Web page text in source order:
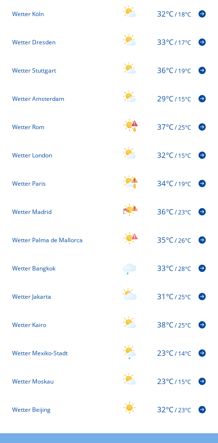
Wetter Köln 32°C/18°C
Wetter Dresden 33°C/17°C
Wetter Stuttgart 36°C/19°C
Wetter Amsterdam 29°C/15°C
Wetter Rom 37°C/25°C
Wetter London 32°C/15°C
Wetter Paris 34°C/19°C
Wetter Madrid 36°C/23°C
Wetter Palma de Mallorca 35°C/26°C
Wetter Bangkok 33°C/28°C
Wetter Jakarta 31°C/25°C
Wetter Kairo 38°C/25°C
Wetter Mexiko-Stadt 23°C/14°C
Wetter Moskau 23°C/15°C
Wetter Beijing 32°C/23°C